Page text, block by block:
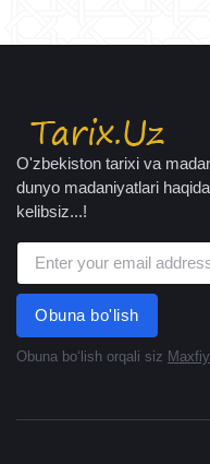
O'zbekiston tarixi va
dunyo madaniyatlari
kelibsiz...!
Obuna bo'lish
Obuna boʻlish orqali siz